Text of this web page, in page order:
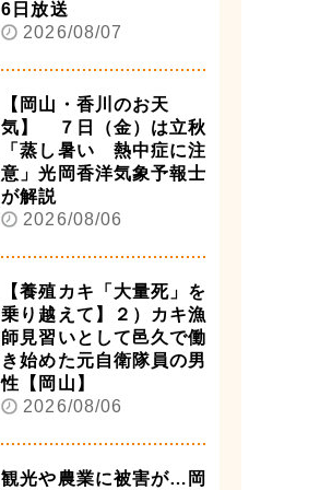
6日放送
2026/08/07
【岡山・香川のお天
気】 ７日（金）は立秋
「蒸し暑い 熱中症に注
意」光岡香洋気象予報士
が解説
2026/08/06
【養殖カキ「大量死」を
乗り越えて】２）カキ漁
師見習いとして邑久で働
き始めた元自衛隊員の男
性【岡山】
2026/08/06
観光や農業に被害が…岡